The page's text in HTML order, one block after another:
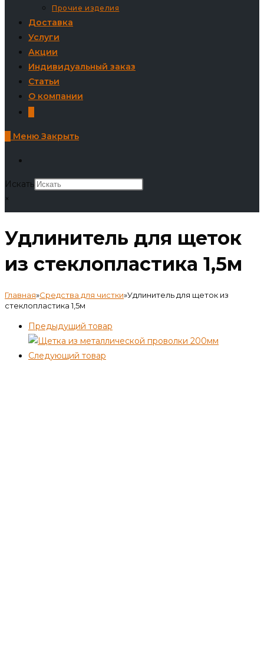
Прочие изделия
Доставка
Услуги
Акции
Индивидуальный заказ
Статьи
О компании
Меню Закрыть
Искать
×
Удлинитель для щеток
из стеклопластика 1,5м
Главная»Средства для чистки»Удлинитель для щеток из
стеклопластика 1,5м
Предыдущий товар
Следующий товар